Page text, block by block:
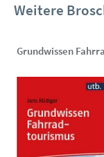
Weitere
Grundwissen